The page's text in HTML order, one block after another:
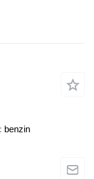
benzin